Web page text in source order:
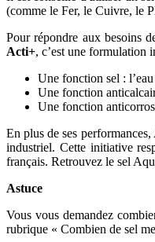
(comme le Fer, le Cuivre, le
Pour répondre aux besoins
Acti+, c’est une formulation
Une fonction sel :
Une fonction
Une fonction
En plus de ses
industriel. Cette initiative
français. Retrouvez le sel
Astuce
Vous vous demandez
rubrique « Combien de sel